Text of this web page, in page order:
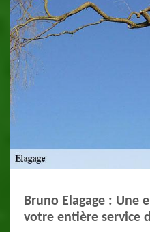
Bruno Elagage : Une
votre entière service